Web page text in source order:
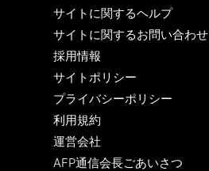
サイトに関するヘルプ
サイトに関するお問い合わせ
採用情報
サイトポリシー
プライバシーポリシー
利用規約
運営会社
AFP通信会長ごあいさつ